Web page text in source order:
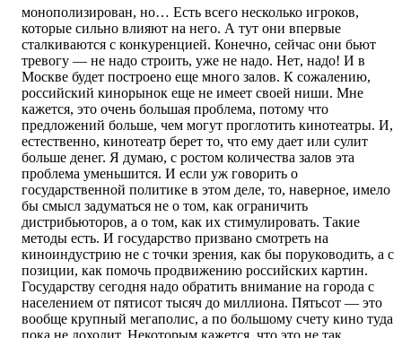
монополизирован, но… Есть всего несколько игроков,
которые сильно влияют на него. А тут они впервые
сталкиваются с конкуренцией. Конечно, сейчас они бьют
тревогу — не надо строить, уже не надо. Нет, надо! И в
Москве будет построено еще много залов. К сожалению,
российский кинорынок еще не имеет своей ниши. Мне
кажется, это очень большая проблема, потому что
предложений больше, чем могут проглотить кинотеатры. И,
естественно, кинотеатр берет то, что ему дает или сулит
больше денег. Я думаю, с ростом количества залов эта
проблема уменьшится. И если уж говорить о
государственной политике в этом деле, то, наверное, имело
бы смысл задуматься не о том, как ограничить
дистрибьюторов, а о том, как их стимулировать. Такие
методы есть. И государство призвано смотреть на
киноиндустрию не с точки зрения, как бы поруководить, а с
позиции, как помочь продвижению российских картин.
Государству сегодня надо обратить внимание на города с
населением от пятисот тысяч до миллиона. Пятьсот — это
вообще крупный мегаполис, а по большому счету кино туда